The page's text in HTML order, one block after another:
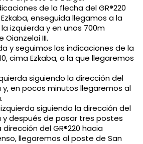
de la flecha del GR®220
enseguida llegamos a la
izquierda y en unos 700m
III.
y seguimos las indicaciones de la
cima Ezkaba, a la que llegaremos
siguiendo la dirección del
y, en pocos minutos llegaremos al
siguiendo la dirección del
y después de pasar tres postes
del GR®220 hacia
llegaremos al poste de San